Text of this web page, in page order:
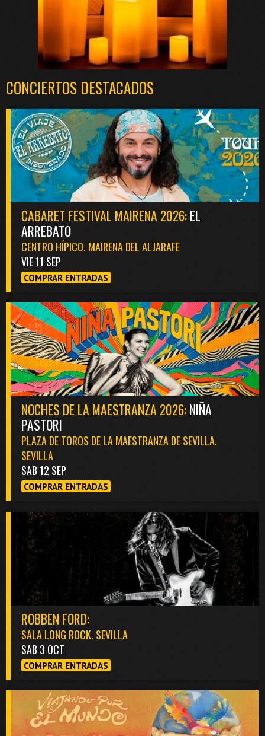
CONCIERTOS DESTACADOS
CABARET FESTIVAL MAIRENA 2026:EL
ARREBATO
CENTRO HÍPICO. MAIRENA DEL ALJARAFE
VIE 11 SEP
COMPRAR ENTRADAS
NOCHES DE LA MAESTRANZA 2026:NIÑA
PASTORI
PLAZA DE TOROS DE LA MAESTRANZA DE SEVILLA.
SEVILLA
SAB 12 SEP
COMPRAR ENTRADAS
ROBBEN FORD:
SALA LONG ROCK. SEVILLA
SAB 3 OCT
COMPRAR ENTRADAS